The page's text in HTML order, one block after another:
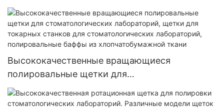
циркониевого блока
Высококачественные вращающиеся
полировальные щетки для
стоматологических лабораторий, щетки для
токарных станков для стоматологических